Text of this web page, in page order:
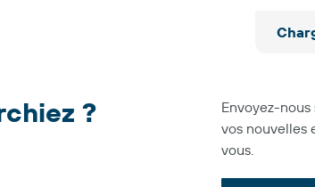
?
Envoyez-
vos nouvelles
vous.